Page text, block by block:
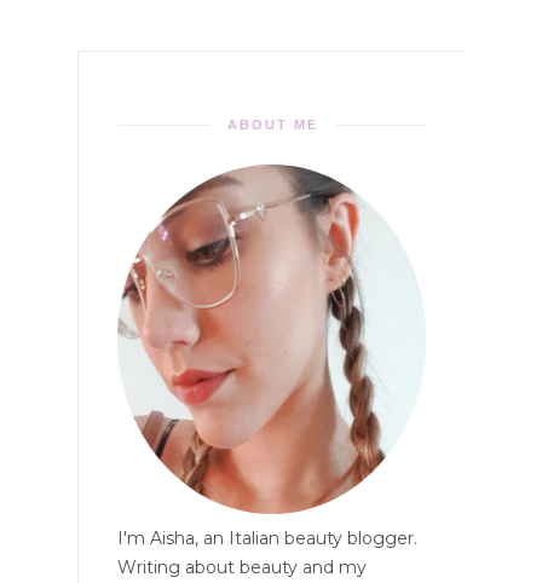
ABOUT ME
I'm Aisha, an Italian beauty blogger.
Writing about beauty and my